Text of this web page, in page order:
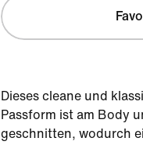
Dieses cleane und
Passform ist am Body
geschnitten, wodurch